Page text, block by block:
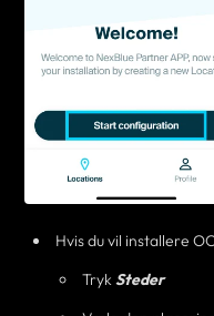
Hvis du vil installere
TrykSteder